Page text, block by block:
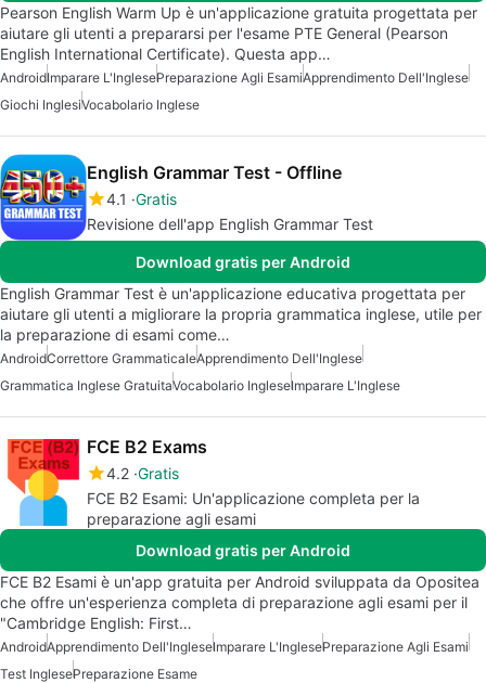
Pearson English Warm Up è un'applicazione gratuita progettata per
aiutare gli utenti a prepararsi per l'esame PTE General (Pearson
English International Certificate). Questa app…
AndroidImparare L'InglesePreparazione Agli EsamiApprendimento Dell'Inglese
Giochi InglesiVocabolario Inglese
English Grammar Test - Offline
4.1 Gratis
Revisione dell'app English Grammar Test
Download gratis per Android
English Grammar Test è un'applicazione educativa progettata per
aiutare gli utenti a migliorare la propria grammatica inglese, utile per
la preparazione di esami come…
AndroidCorrettore GrammaticaleApprendimento Dell'Inglese
Grammatica Inglese GratuitaVocabolario IngleseImparare L'Inglese
FCE B2 Exams
4.2 Gratis
FCE B2 Esami: Un'applicazione completa per la
preparazione agli esami
Download gratis per Android
FCE B2 Esami è un'app gratuita per Android sviluppata da Opositea
che offre un'esperienza completa di preparazione agli esami per il
"Cambridge English: First…
AndroidApprendimento Dell'IngleseImparare L'InglesePreparazione Agli Esami
Test InglesePreparazione Esame